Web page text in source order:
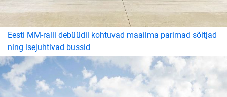
Eesti MM-ralli debüüdil kohtuvad maailma parimad sõitjad
ning isejuhtivad bussid